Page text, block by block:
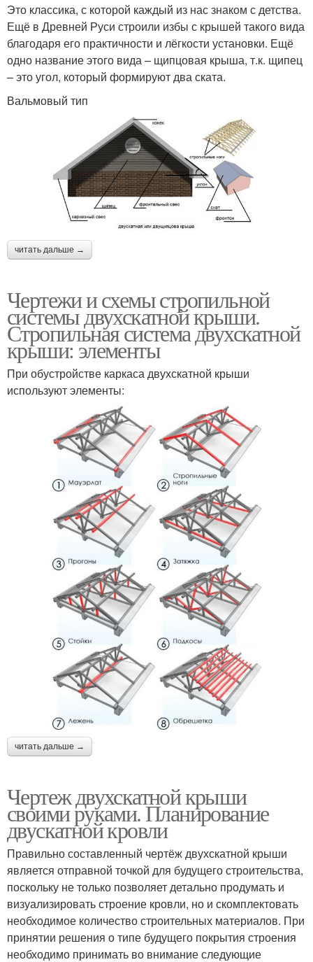
Это классика, с которой каждый из нас знаком с детства.
Ещё в Древней Руси строили избы с крышей такого вида
благодаря его практичности и лёгкости установки. Ещё
одно название этого вида – щипцовая крыша, т.к. щипец
– это угол, который формируют два ската.
Вальмовый тип
читать дальше →
Чертежи и схемы стропильной
системы двухскатной крыши.
Стропильная система двухскатной
крыши: элементы
При обустройстве каркаса двухскатной крыши
используют элементы:
читать дальше →
Чертеж двухскатной крыши
своими руками. Планирование
двускатной кровли
Правильно составленный чертёж двухскатной крыши
является отправной точкой для будущего строительства,
поскольку не только позволяет детально продумать и
визуализировать строение кровли, но и скомплектовать
необходимое количество строительных материалов. При
принятии решения о типе будущего покрытия строения
необходимо принимать во внимание следующие